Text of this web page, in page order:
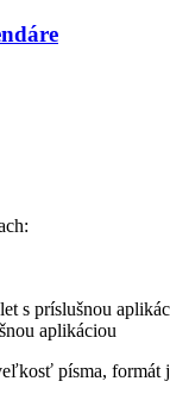
s príslušnou
aplikáciou
písma, formát